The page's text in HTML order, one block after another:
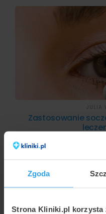
Zgoda
Strona Kliniki.pl korzysta
Zastosowanie
JULIA